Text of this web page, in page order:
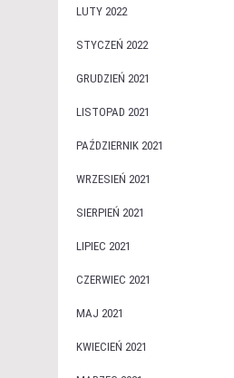
LUTY 2022
STYCZEŃ 2022
GRUDZIEŃ 2021
LISTOPAD 2021
PAŹDZIERNIK 2021
WRZESIEŃ 2021
SIERPIEŃ 2021
LIPIEC 2021
CZERWIEC 2021
MAJ 2021
KWIECIEŃ 2021